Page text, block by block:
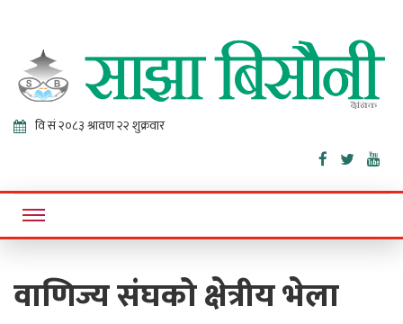
Sajha
Bisaunee
Online News Portal
वाणिज्य संघको क्षेत्रीय भेला